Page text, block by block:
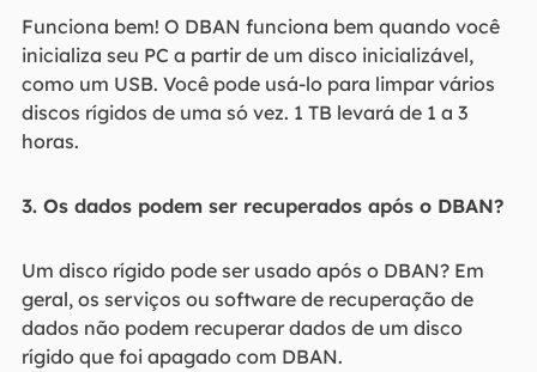
Funciona bem! O DBAN funciona bem quando você
inicializa seu PC a partir de um disco inicializável,
como um USB. Você pode usá-lo para limpar vários
discos rígidos de uma só vez. 1 TB levará de 1 a 3
horas.
3. Os dados podem ser recuperados após o DBAN?
Um disco rígido pode ser usado após o DBAN? Em
geral, os serviços ou software de recuperação de
dados não podem recuperar dados de um disco
rígido que foi apagado com DBAN.